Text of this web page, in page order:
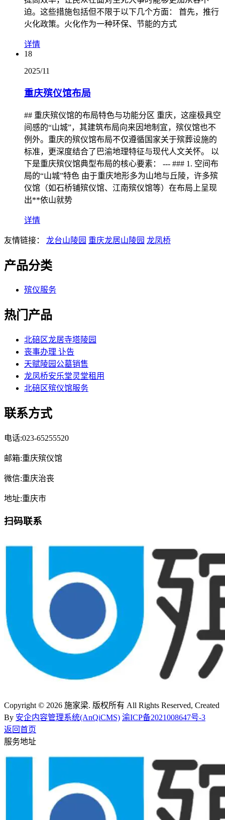
迫。这些措施包括但不限于以下几个方面： 首先，推行
火化政策。火化作为一种环保、节能的方式
详情
18
2025/11
重庆殡仪馆布局
## 重庆殡仪馆的布局特色与功能分区 重庆，这座极具空
间感的“山城”，其建筑布局向来因地制宜，殡仪馆也不
例外。重庆的殡仪馆布局不仅遵循国家关于殡葬设施的
标准，更深度结合了巴渝地理特征与现代人文关怀。 以
下是重庆殡仪馆典型布局的核心要素： --- ### 1. 空间布
局的“山城”特色 由于重庆地形多为山地与丘陵，许多殡
仪馆（如石桥铺殡仪馆、江南殡仪馆等）在布局上呈现
出**依山就势
详情
友情链接： 龙台山陵园 重庆龙居山陵园 龙凤桥
产品分类
殡仪服务
热门产品
北碚区龙居寺塔陵园
丧事办理 讣告
天赋陵园公墓销售
龙凤桥安乐堂灵堂租用
北碚区殡仪馆服务
联系方式
电话:023-65255520
邮箱:重庆殡仪馆
微信:重庆治丧
地址:重庆市
扫码联系
Copyright © 2026 施家梁. 版权所有 All Rights Reserved, Created
By 安企内容管理系统(AnQiCMS) 渝ICP备2021008647号-3
返回首页
服务地址